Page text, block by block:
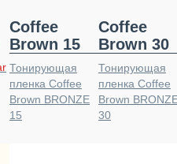
Coffee
Brown 15
Тонирующая
пленка Coffee
Brown BRONZE
15
Coffee
Brown 30
Тонирующая
пленка Coffee
Brown
30